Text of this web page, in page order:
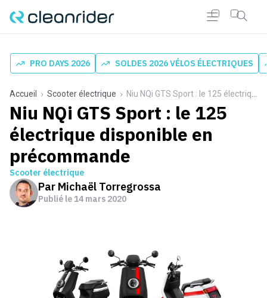
PRO DAYS 2026 SOLDES 2026 VÉLOS ÉLECTRIQUES
Accueil Scooter électrique Niu NQi GTS Sport : le 125 électrique disponible en précommande
Niu NQi GTS Sport : le 125
électrique disponible en
précommande
Scooter électrique
Par Michaël Torregrossa
Publié le14 mars 2020